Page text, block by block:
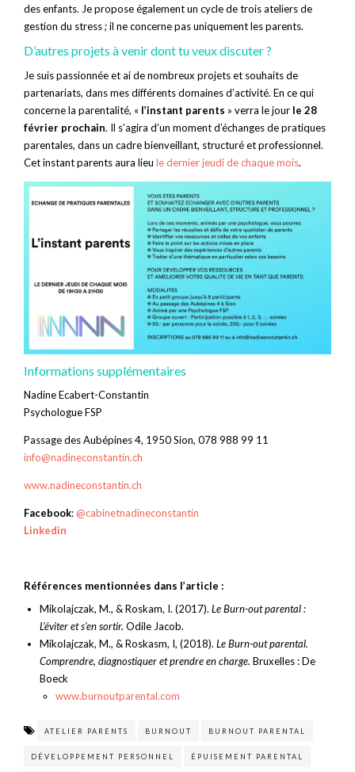
des enfants. Je propose également un cycle de trois ateliers de
gestion du stress ; il ne concerne pas uniquement les parents.
D’autres projets à venir dont tu veux discuter ?
Je suis passionnée et ai de nombreux projets et souhaits de
partenariats, dans mes différents domaines d’activité. En ce qui
concerne la parentalité, « l’instant parents » verra le jour le 28
février prochain. Il s’agira d’un moment d’échanges de pratiques
parentales, dans un cadre bienveillant, structuré et professionnel.
Cet instant parents aura lieu le dernier jeudi de chaque mois.
Informations supplémentaires
Nadine Ecabert-Constantin
Psychologue FSP
Passage des Aubépines 4, 1950 Sion, 078 988 99 11
info@nadineconstantin.ch
www.nadineconstantin.ch
Facebook:@cabinetnadineconstantin
Linkedin
Références mentionnées dans l’article :
Mikolajczak, M., & Roskam, I. (2017). Le Burn-out parental :
L’éviter et s’en sortir. Odile Jacob.
Mikolajczak, M., & Roskasm, I, (2018). Le Burn-out parental.
Comprendre, diagnostiquer et prendre en charge. Bruxelles : De
Boeck
www.burnoutparental.com
ATELIER PARENTS BURNOUT BURNOUT PARENTAL
DÉVELOPPEMENT PERSONNEL ÉPUISEMENT PARENTAL